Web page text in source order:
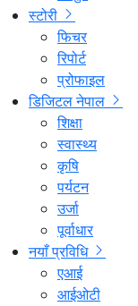
स्टोरी
फिचर
रिपोर्ट
प्रोफाइल
डिजिटल नेपाल
शिक्षा
स्वास्थ्य
कृषि
पर्यटन
उर्जा
पूर्वाधार
नयाँ प्रविधि
एआई
आईओटी